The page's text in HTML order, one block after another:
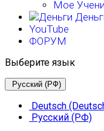
Мое
YouTube
ФОРУМ
Выберите язык
Русский (РФ)
Deutsch
Русский (РФ)